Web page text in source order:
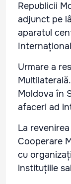
Republicii
adjunct pe
aparatul
Urmare a
Moldova în
afaceri ad
La
Cooperare
cu
instituțiile